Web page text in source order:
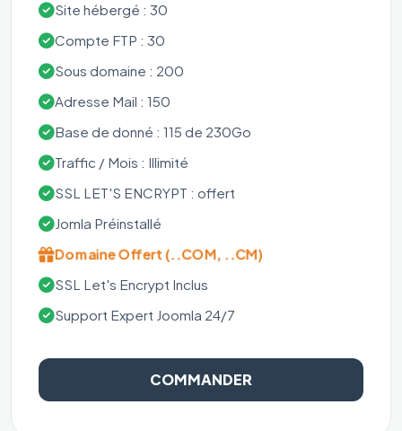
Site hébergé : 30
Compte FTP : 30
Sous domaine : 200
Adresse Mail : 150
Base de donné : 115 de 230Go
Traffic / Mois : Illimité
SSL LET'S ENCRYPT : offert
Jomla Préinstallé
Domaine Offert (..COM, ..CM)
SSL Let's Encrypt Inclus
Support Expert Joomla 24/7
COMMANDER